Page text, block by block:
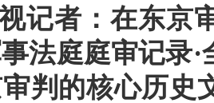
记者：在东京
法庭庭审记录
判的核心历史